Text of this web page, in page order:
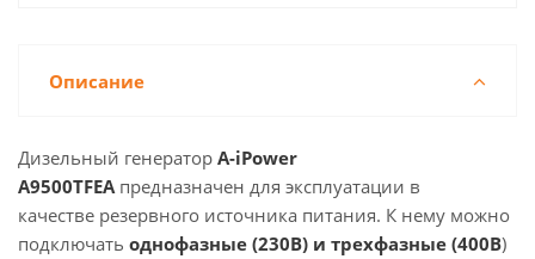
Описание
Дизельный генератор A-iPower
A9500TFEAпредназначен для эксплуатации в
качестве резервного источника питания. К нему можно
подключать однофазные (230В) и трехфазные (400В)